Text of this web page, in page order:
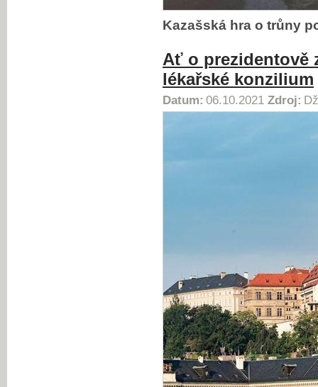
Kazašská hra o trůny
Ať o prezidentově
lékařské konzilium
Datum: 06.10.2021 Zdroj: